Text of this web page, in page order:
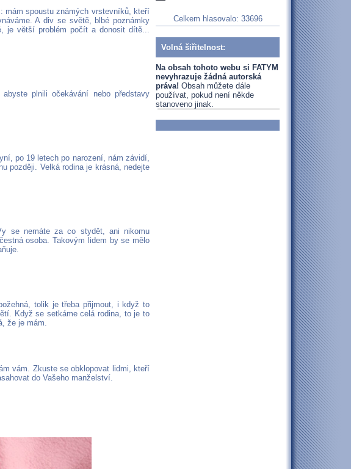
mám spoustu známých vrstevníků, kteří
A div se světě, blbé poznámky
je větší problém počít a donosit dítě...
plnili očekávání nebo představy
po 19 letech po narození, nám závidí,
později. Velká rodina je krásná, nedejte
se nemáte za co stydět, ani nikomu
osoba. Takovým lidem by se mělo
tolik je třeba přijmout, i když to
Když se setkáme celá rodina, to je to
že je mám.
vám. Zkuste se obklopovat lidmi, kteří
do Vašeho manželství.
Celkem hlasovalo: 33696
Volná šiřitelnost:
Na obsah tohoto webu si FATYM
nevyhrazuje žádná autorská
práva! Obsah můžete dále
používat, pokud není někde
stanoveno jinak.